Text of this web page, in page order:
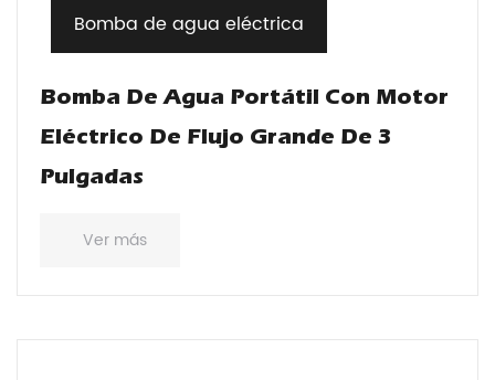
Bomba de agua eléctrica
Bomba De Agua Portátil Con Motor
Eléctrico De Flujo Grande De 3
Pulgadas
Ver más